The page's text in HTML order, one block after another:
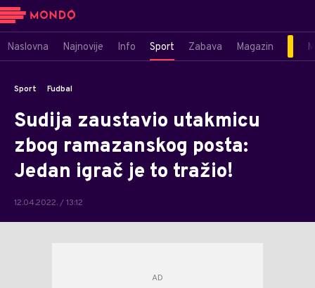
Naslovna Najnovije Info Sport Zabava Magazin
Sport Fudbal
Sudija zaustavio utakmicu
zbog ramazanskog posta:
Jedan igrač je to tražio!
12.04.2022. / 13:12